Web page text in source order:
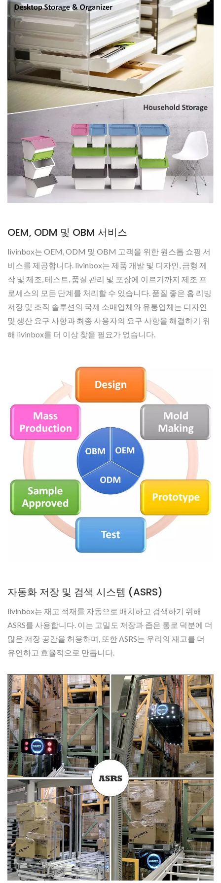
OEM, ODM 및 OBM 서비스
livinbox는 OEM, ODM 및 OBM 고객을 위한 원스톱 쇼핑 서
비스를 제공합니다. livinbox는 제품 개발 및 디자인, 금형 제
작 및 제조, 테스트, 품질 관리 및 포장에 이르기까지 제조 프
로세스의 모든 단계를 처리할 수 있습니다. 품질 좋은 홈 리빙
저장 및 조직 솔루션의 국제 소매업체와 유통업체는 디자인
및 생산 요구 사항과 최종 사용자의 요구 사항을 해결하기 위
해 livinbox를 더 이상 찾을 필요가 없습니다.
자동화 저장 및 검색 시스템 (ASRS)
livinbox는 재고 적재를 자동으로 배치하고 검색하기 위해
ASRS를 사용합니다. 이는 고밀도 저장과 좁은 통로 덕분에 더
많은 저장 공간을 허용하며, 또한 ASRS는 우리의 재고를 더
유연하고 효율적으로 만듭니다.